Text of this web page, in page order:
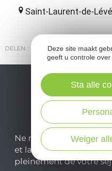
Saint-Laurent-de-
DELEN : E-MAIL
Ne manquez pas
et laissez-vous inspirer
pleinement de votre
Deze site maakt
geeft u controle
Weiger
Sta alle